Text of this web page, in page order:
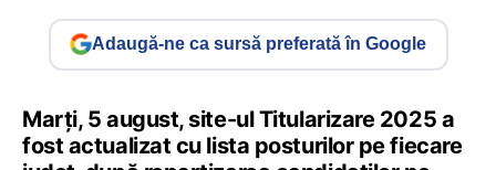
Adaugă-ne ca sursă preferată în Google
Marți, 5 august, site-ul Titularizare 2025 a
fost actualizat cu lista posturilor pe fiecare